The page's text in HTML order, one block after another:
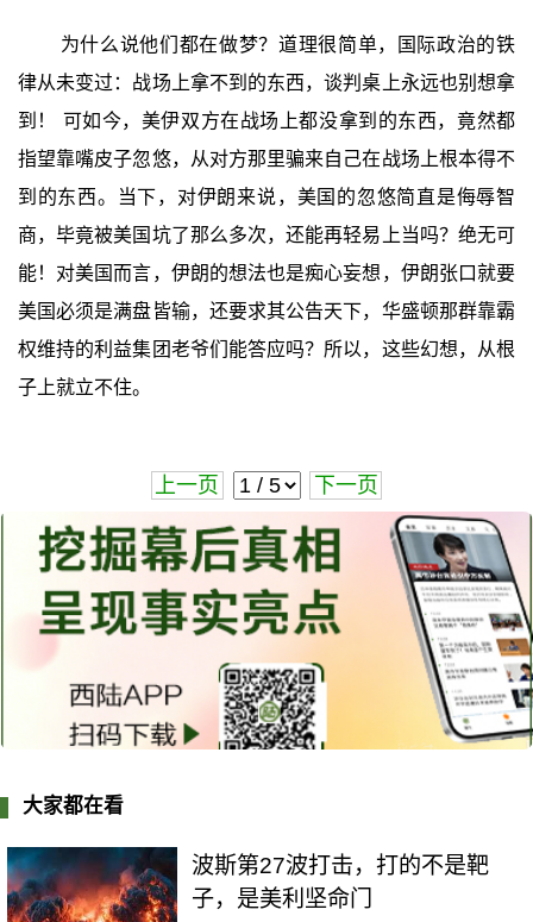
为什么说他们都在做梦？道理很简单，国际政治的铁
律从未变过：战场上拿不到的东西，谈判桌上永远也别想拿
到！ 可如今，美伊双方在战场上都没拿到的东西，竟然都
指望靠嘴皮子忽悠，从对方那里骗来自己在战场上根本得不
到的东西。当下，对伊朗来说，美国的忽悠简直是侮辱智
商，毕竟被美国坑了那么多次，还能再轻易上当吗？绝无可
能！对美国而言，伊朗的想法也是痴心妄想，伊朗张口就要
美国必须是满盘皆输，还要求其公告天下，华盛顿那群靠霸
权维持的利益集团老爷们能答应吗？所以，这些幻想，从根
子上就立不住。
上一页 下一页
大家都在看
波斯第27波打击，打的不是靶
子，是美利坚命门